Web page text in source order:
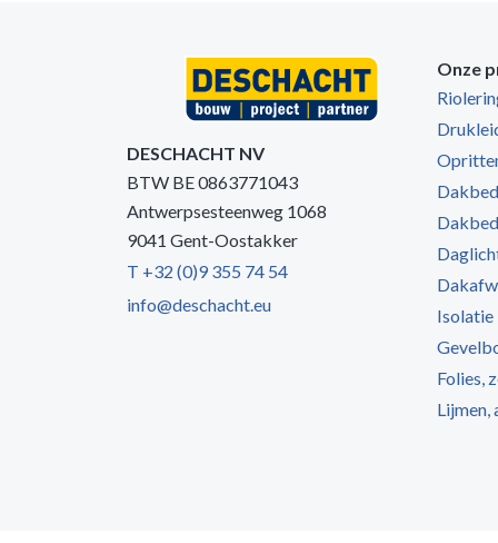
DESCHACHT NV
BTW BE 0863771043
Antwerpsesteenweg 1068
9041 Gent-Oostakker
T +32 (0)9 355 74 54
info@deschacht.eu
Onze
Isolatie
Folies,
Lijmen,